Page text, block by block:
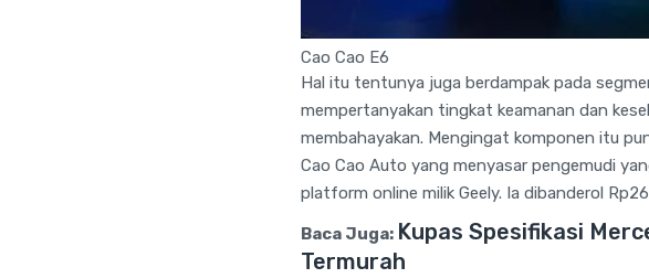
Cao Cao E6
Hal itu tentunya juga berdampak pada
mempertanyakan tingkat keamanan dan
membahayakan. Mengingat komponen itu
Cao Cao Auto yang menyasar pengemudi
platform online milik Geely. Ia dibanderol
Baca Juga: Kupas Spesifikasi
Termurah